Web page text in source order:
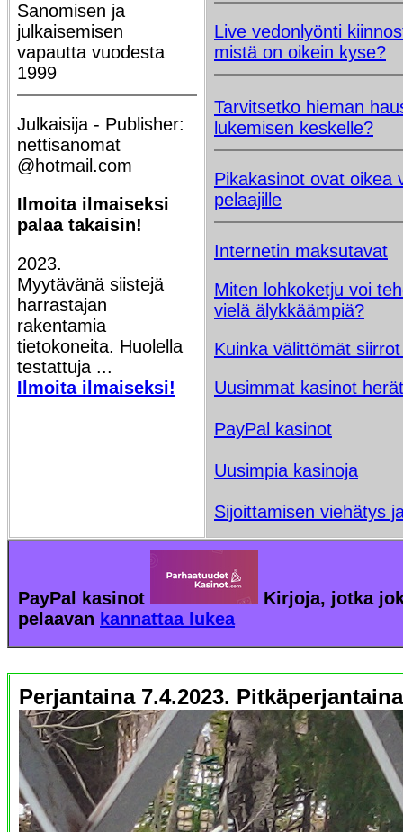
Sanomisen ja
julkaisemisen
vapautta vuodesta
1999
Julkaisija - Publisher:
nettisanomat
@hotmail.com
Ilmoita ilmaiseksi
palaa takaisin!
2023.
Myytävänä siistejä
harrastajan
rakentamia
tietokoneita. Huolella
testattuja ...
Ilmoita ilmaiseksi!
Live vedonlyönti
mistä on oikein kyse?
Tarvitsetko hieman
lukemisen keskelle?
Pikakasinot ovat oikea
pelaajille
Internetin maksutavat
Miten lohkoketju voi
vielä älykkäämpiä?
Kuinka välittömät
Uusimmat kasinot
PayPal kasinot
Uusimpia kasinoja
Sijoittamisen viehätys
PayPal kasinot
Kirjoja, jotka
pelaavan kannattaa lukea
Perjantaina 7.4.2023.